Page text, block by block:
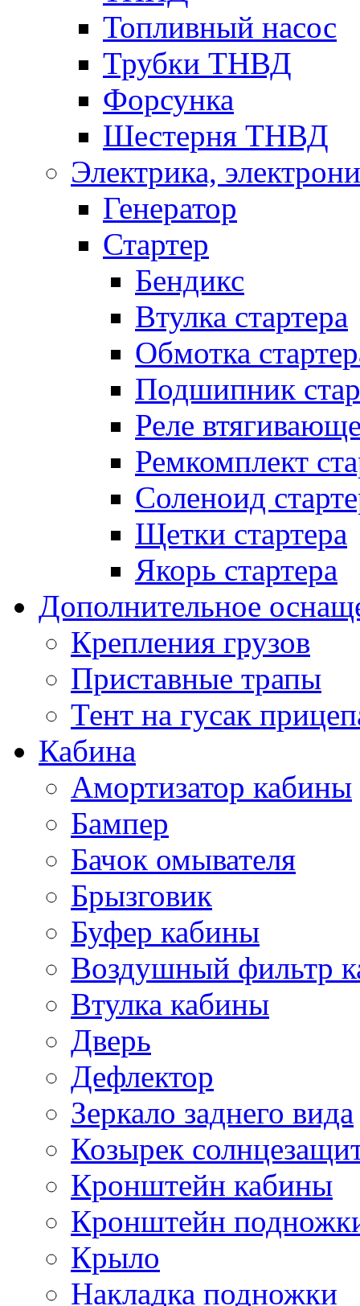
Топливный насос
Трубки ТНВД
Форсунка
Шестерня ТНВД
Электрика,
Генератор
Стартер
Бендикс
Втулка стартера
Обмотка
Подшипник
Реле
Ремкомплект
Соленоид
Щетки стартера
Якорь стартера
Дополнительное
Крепления грузов
Приставные трапы
Тент на гусак
Кабина
Амортизатор кабины
Бампер
Бачок омывателя
Брызговик
Буфер кабины
Воздушный фильтр
Втулка кабины
Дверь
Дефлектор
Зеркало заднего вида
Козырек
Кронштейн кабины
Кронштейн
Крыло
Накладка подножки